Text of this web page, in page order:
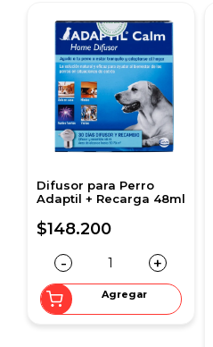
Difusor para Perro
Adaptil + Recarga 48ml
$148.200
- +
Agregar